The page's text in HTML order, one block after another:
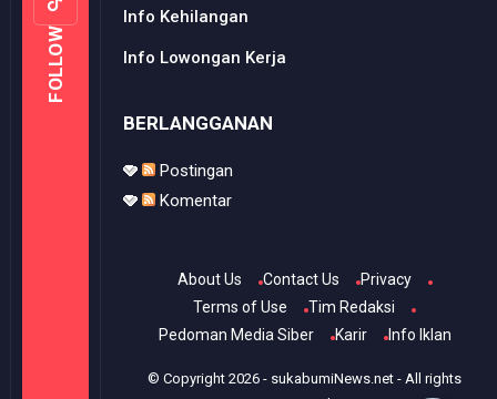
FOLLOW
Info Kehilangan
Info Lowongan Kerja
BERLANGGANAN
Postingan
Komentar
About Us Contact Us
Privacy
Terms of Use
Tim Redaksi
Pedoman Media Siber
Karir Info Iklan
© Copyright2026 - sukabumiNews.net - All rights